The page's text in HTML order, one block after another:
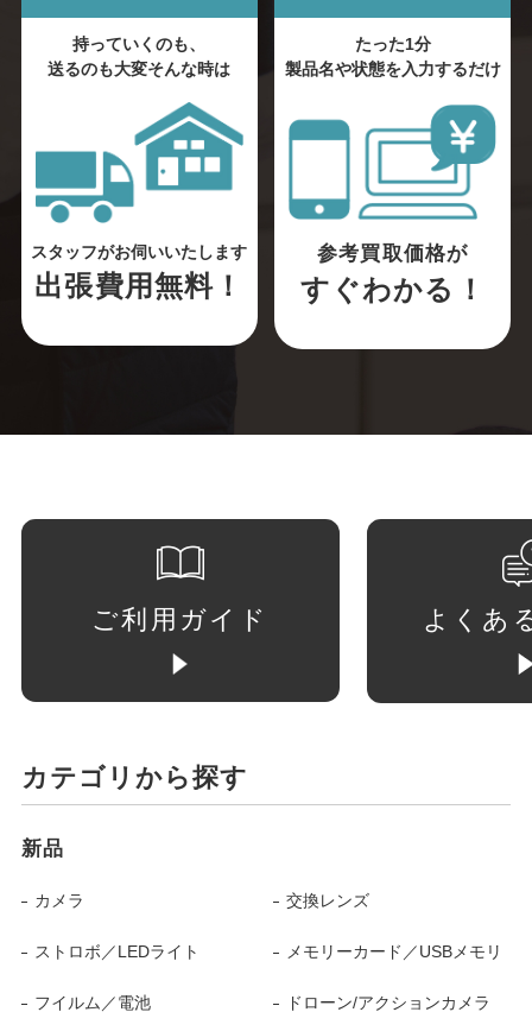
持っていくのも、
送るのも大変そんな時は
スタッフがお伺いいたします
出張費用無料！
たった1分
製品名や状態を入力するだけ
参考買取価格が
すぐわかる！
ご利用ガイド よくあ
カテゴリから探す
新品
カメラ 交換レンズ
ストロボ／LEDライト メモリーカード／USBメモリ
フイルム／電池 ドローン/アクションカメラ